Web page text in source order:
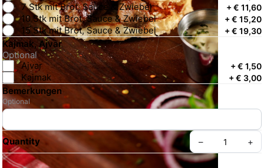
7 Stk mit Brot, Sauce & Zwiebel +€ 11,60
10 Stk mit Brot, Sauce & Zwiebel +€ 15,20
15 Stk mit Brot, Sauce & Zwiebel +€ 19,30
Kajmak, Ajvar
Optional
Ajvar
+€ 1,50
Kajmak +€ 3,00
Bemerkungen
Optional
Quantity – +